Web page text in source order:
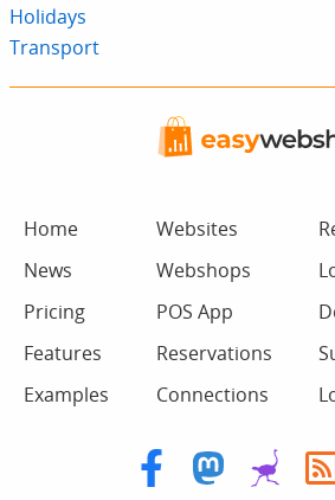
Holidays
Transport
Home
News
Pricing
Features
Examples
Websites
Webshops
POS App
Reservations
Connections